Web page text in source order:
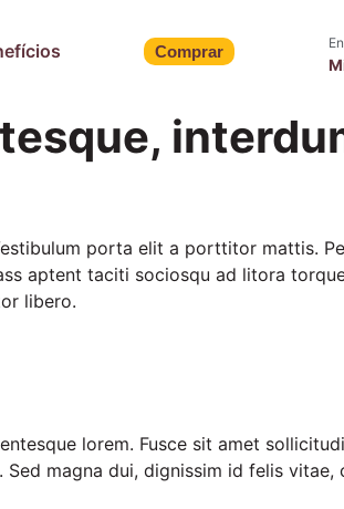
Comprar
porta elit a porttitor mattis.
aptent taciti sociosqu ad litora
libero.
lorem. Fusce sit amet
magna dui, dignissim id felis